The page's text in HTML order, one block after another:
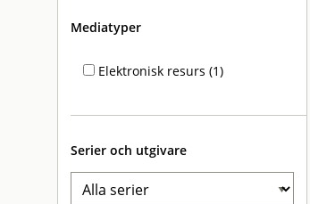
Mediatyper
Elektronisk resurs (1)
Serier och utgivare